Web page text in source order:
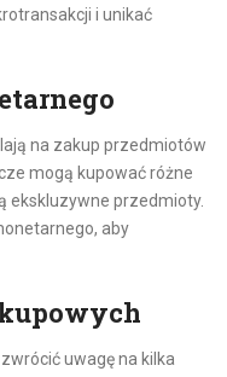
i unikać
na zakup przedmiotów
mogą kupować różne
ekskluzywne przedmioty.
aby
uwagę na kilka